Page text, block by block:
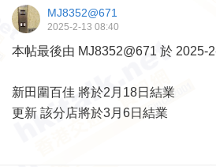
MJ8352@671
2025-2-13 08:40
本帖最後由 MJ8352@671 於 2025-
新田圍百佳 將於2月18日結業
更新 該分店將於3月6日結業